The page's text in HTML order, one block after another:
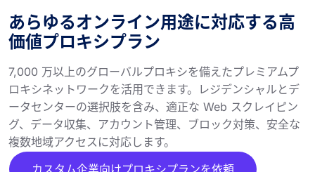
あらゆるオンライン用途に対応する高
価値プロキシプラン
7,000 万以上のグローバルプロキシを備えたプレミアムプ
ロキシネットワークを活用できます。レジデンシャルとデ
ータセンターの選択肢を含み、適正な Web スクレイピン
グ、データ収集、アカウント管理、ブロック対策、安全な
複数地域アクセスに対応します。
カスタム企業向けプロキシプランを依頼